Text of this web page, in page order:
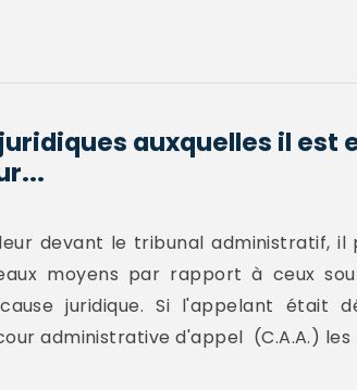
auxquelles il est
devant le tribunal administratif,
moyens par rapport à ceux
juridique. Si l'appelant était
administrative d'appel (C.A.A.) les